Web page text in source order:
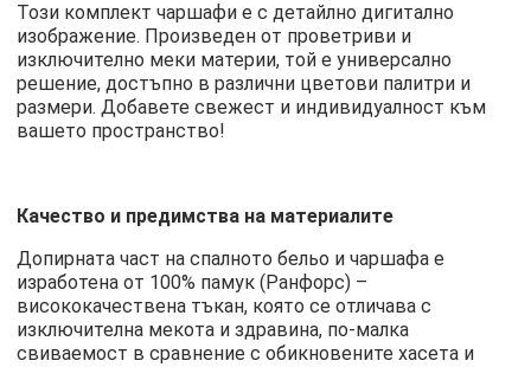
Този комплект чаршафи е с детайлно дигитално
изображение. Произведен от проветриви и
изключително меки материи, той е универсално
решение, достъпно в различни цветови палитри и
размери. Добавете свежест и индивидуалност към
вашето пространство!
Качество и предимства на материалите
Допирната част на спалното бельо и чаршафа е
изработена от 100% памук (Ранфорс) –
висококачествена тъкан, която се отличава с
изключителна мекота и здравина, по-малка
свиваемост в сравнение с обикновените хасета и